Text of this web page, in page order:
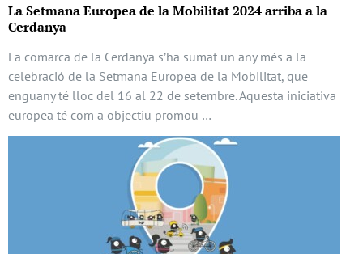
La Setmana Europea de la Mobilitat 2024 arriba a la
Cerdanya
La comarca de la Cerdanya s’ha sumat un any més a la
celebració de la Setmana Europea de la Mobilitat, que
enguany té lloc del 16 al 22 de setembre. Aquesta iniciativa
europea té com a objectiu promou …